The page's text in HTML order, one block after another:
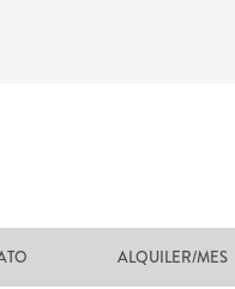
ALQUILER/MES